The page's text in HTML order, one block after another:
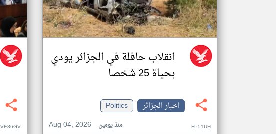
انقلاب حافلة في الجزائر يودي
بحياة 25 شخصا
اخبار الجزائر
Politics
Aug 04, 2026
منذ يومين FP51UH
VE36GV